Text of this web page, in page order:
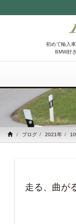
初めて輸入
BMW好
ブログ 2021年
走る、曲が